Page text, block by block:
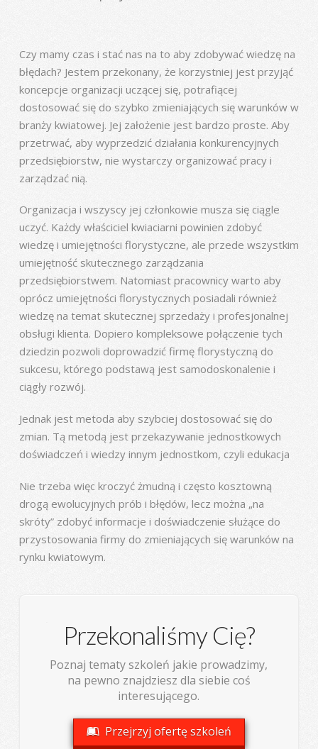
Czy mamy czas i stać nas na to aby zdobywać wiedzę na
błędach? Jestem przekonany, że korzystniej jest przyjąć
koncepcje organizacji uczącej się, potrafiącej
dostosować się do szybko zmieniających się warunków w
branży kwiatowej. Jej założenie jest bardzo proste. Aby
przetrwać, aby wyprzedzić działania konkurencyjnych
przedsiębiorstw, nie wystarczy organizować pracy i
zarządzać nią.
Organizacja i wszyscy jej członkowie musza się ciągle
uczyć. Każdy właściciel kwiaciarni powinien zdobyć
wiedzę i umiejętności florystyczne, ale przede wszystkim
umiejętność skutecznego zarządzania
przedsiębiorstwem. Natomiast pracownicy warto aby
oprócz umiejętności florystycznych posiadali również
wiedzę na temat skutecznej sprzedaży i profesjonalnej
obsługi klienta. Dopiero kompleksowe połączenie tych
dziedzin pozwoli doprowadzić firmę florystyczną do
sukcesu, którego podstawą jest samodoskonalenie i
ciągły rozwój.
Jednak jest metoda aby szybciej dostosować się do
zmian. Tą metodą jest przekazywanie jednostkowych
doświadczeń i wiedzy innym jednostkom, czyli edukacja
Nie trzeba więc kroczyć żmudną i często kosztowną
drogą ewolucyjnych prób i błędów, lecz można „na
skróty” zdobyć informacje i doświadczenie służące do
przystosowania firmy do zmieniających się warunków na
rynku kwiatowym.
Przekonaliśmy Cię?
Poznaj tematy szkoleń jakie prowadzimy,
na pewno znajdziesz dla siebie coś
interesującego.
Przejrzyj ofertę szkoleń